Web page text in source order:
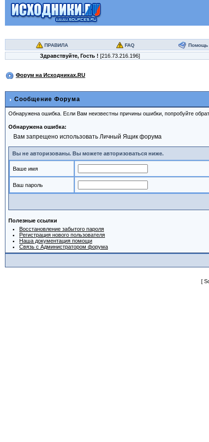
ПРАВИЛА FAQ Помощь
Здравствуйте, Гость ! [216.73.216.196]
Форум на Исходниках.RU
Сообщение Форума
Обнаружена ошибка. Если Вам неизвестны причины ошибки, попробуйте
Обнаружена ошибка:
Вам запрещено использовать Личный Ящик форума
Вы не авторизованы. Вы можете авторизоваться ниже.
Ваше имя
Ваш пароль
Полезные ссылки
Восстановление забытого пароля
Регистрация нового пользователя
Наша документация помощи
Связь с Администратором форума
[